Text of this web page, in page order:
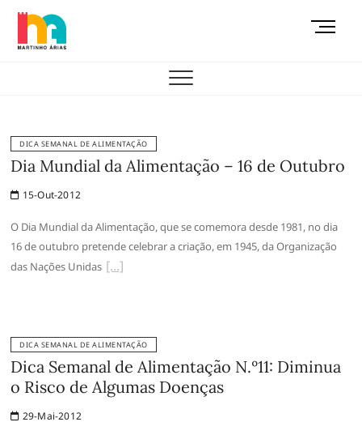
Skip
content
M
t
DICA SEMANAL DE ALIMENTAÇÃO
Dia Mundial da Alimentação – 16 de Outubro
15-Out-2012
O Dia Mundial da Alimentação, que se comemora desde 1981, no dia
16 de outubro pretende celebrar a criação, em 1945, da Organização
das Nações Unidas
DICA SEMANAL DE ALIMENTAÇÃO
Dica Semanal de Alimentação N.º11: Diminua
o Risco de Algumas Doenças
29-Mai-2012